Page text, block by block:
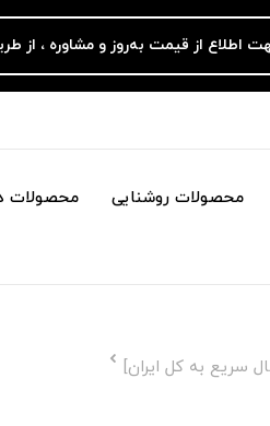
اطلاع از قیمت به‌روز و مشاوره ، از
محصولات روشنایی محصولات
سریع به کل ایران]